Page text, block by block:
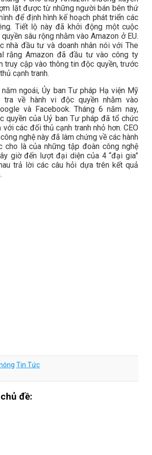
lặt được từ những người bán bên thứ
để định hình kế hoạch phát triển các
Tiết lộ này đã khởi động một cuộc
sâu rộng nhằm vào Amazon ở EU.
nhà đầu tư và doanh nhân nói với The
rằng Amazon đã đầu tư vào công ty
truy cập vào thông tin độc quyền, trước
cạnh tranh.
ngoái, Ủy ban Tư pháp Hạ viện Mỹ
về hành vi độc quyền nhằm vào
và Facebook. Tháng 6 năm nay,
quyền của Uỷ ban Tư pháp đã tổ chức
các đối thủ cạnh tranh nhỏ hơn. CEO
nghệ này đã làm chứng về các hành
cho là của những tập đoàn công nghệ
giờ đến lượt đại diện của 4 “đại gia”
trả lời các câu hỏi dựa trên kết quả
Tin Tức
đề: